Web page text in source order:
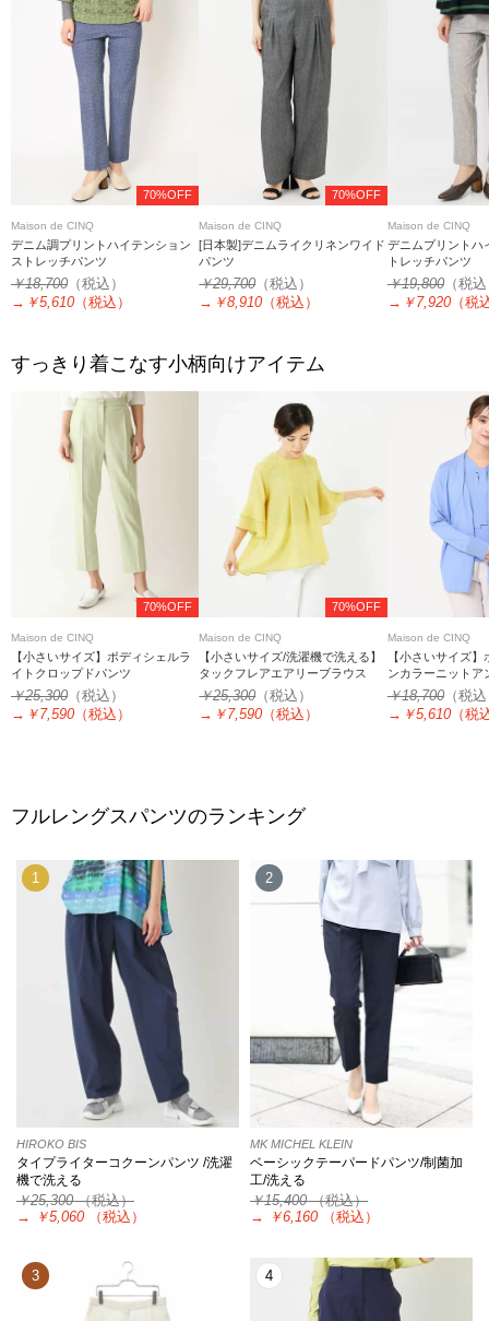
70%OFF
Maison de CINQ
デニム調プリントハイテンション
ストレッチパンツ
￥18,700 （税込）
→ ￥5,610 （税込）
70%OFF
Maison de CINQ
[日本製]デニムライクリネンワイド
パンツ
￥29,700（税込）
→ ￥8,910 （税込）
Maison de CINQ
デニムプリントハ
トレッチパンツ
￥19,800（税
→ ￥7,920（税
すっきり着こなす小柄向けアイテム
70%OFF
Maison de CINQ
【小さいサイズ】ボディシェルラ
イトクロップドパンツ
￥25,300 （税込）
→ ￥7,590 （税込）
70%OFF
Maison de CINQ
【小さいサイズ/洗濯機で洗える】
タックフレアエアリーブラウス
￥25,300（税込）
→ ￥7,590 （税込）
Maison de CINQ
【小さいサイズ
ンカラーニットア
る
￥18,700（税
→ ￥5,610（税
フルレングスパンツのランキング
1
HIROKO BIS
タイプライターコクーンパンツ /洗濯
機で洗える
￥25,300（税込）
→
￥5,060 （税込）
2
MK MICHEL KLEIN
ベーシックテーパードパンツ/制菌加
工/洗える
￥15,400（税込）
→
￥6,160 （税込）
3 4